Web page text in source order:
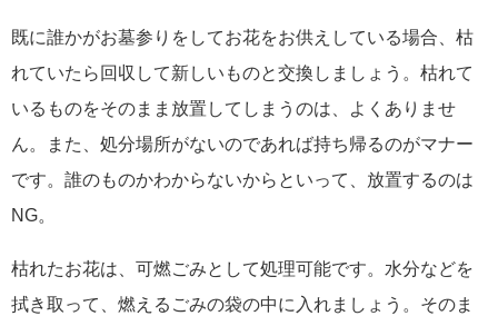
既に誰かがお墓参りをしてお花をお供えしている場合、枯
れていたら回収して新しいものと交換しましょう。枯れて
いるものをそのまま放置してしまうのは、よくありませ
ん。また、処分場所がないのであれば持ち帰るのがマナー
です。誰のものかわからないからといって、放置するのは
NG。
枯れたお花は、可燃ごみとして処理可能です。水分などを
拭き取って、燃えるごみの袋の中に入れましょう。そのま